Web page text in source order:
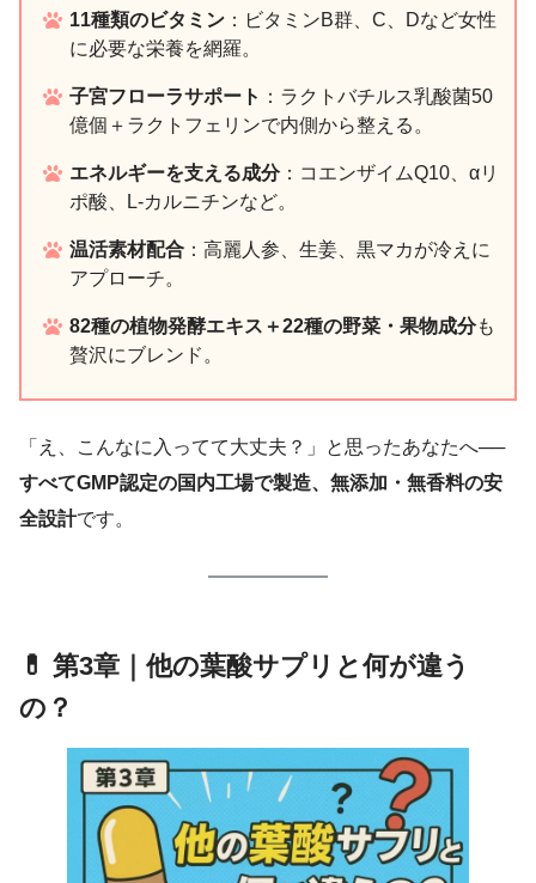
11種類のビタミン ：ビタミンB群、C、Dなど女性
に必要な栄養を網羅。
子宮フローラサポート ：ラクトバチルス乳酸菌50
億個＋ラクトフェリンで内側から整える。
エネルギーを支える成分：コエンザイムQ10、αリ
ポ酸、L-カルニチンなど。
温活素材配合 ：高麗人参、生姜、黒マカが冷えに
アプローチ。
82種の植物発酵エキス＋22種の野菜・果物成分も
贅沢にブレンド。
「え、こんなに入ってて大丈夫？」と思ったあなたへ──
すべてGMP認定の国内工場で製造、無添加・無香料の安
全設計です。
💊 第3章｜他の葉酸サプリと何が違う
の？